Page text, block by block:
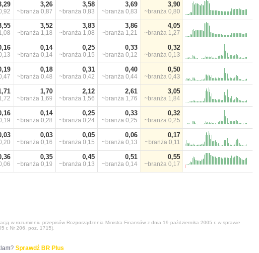
3,26
~branża 0,87
3,58
~branża 0,83
3,69
~branża 0,83
3,90
~branża 0,80
3,52
~branża 1,18
3,83
~branża 1,08
3,86
~branża 1,21
4,05
~branża 1,27
0,14
~branża 0,14
0,25
~branża 0,15
0,33
~branża 0,12
0,32
~branża 0,13
0,18
~branża 0,48
0,31
~branża 0,42
0,40
~branża 0,44
0,50
~branża 0,43
1,70
~branża 1,69
2,12
~branża 1,56
2,61
~branża 1,76
3,05
~branża 1,84
0,14
~branża 0,28
0,25
~branża 0,24
0,33
~branża 0,25
0,32
~branża 0,25
0,03
~branża 0,16
0,05
~branża 0,15
0,06
~branża 0,13
0,17
~branża 0,11
0,35
~branża 0,19
0,45
~branża 0,13
0,51
~branża 0,14
0,55
~branża 0,17
w rozumieniu przepisów Rozporządzenia Ministra Finansów z dnia 19 października 2005 r. w sprawie
r. Nr 206, poz. 1715).
Sprawdź BR Plus